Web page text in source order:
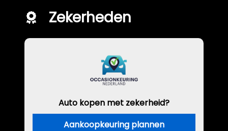
Zekerheden
Auto kopen met zekerheid?
Aankoopkeuring plannen